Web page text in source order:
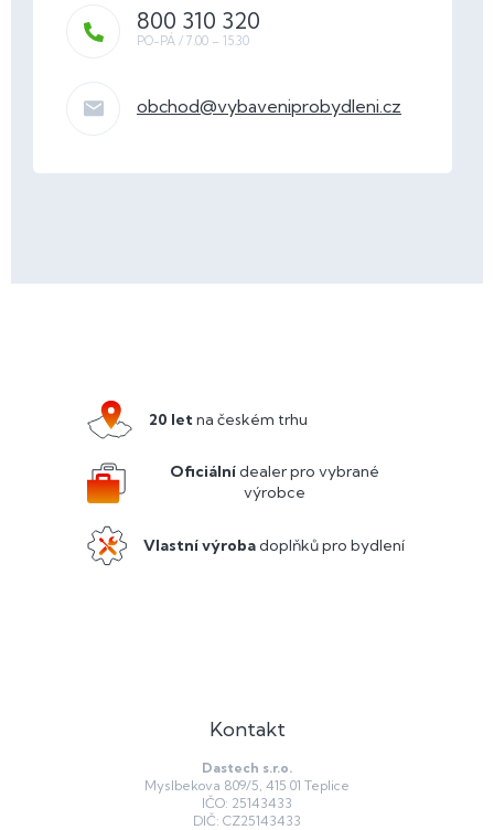
obchod@vybaveniprobydleni.cz
800 310 320
20 letna českém trhu
Oficiálnídealer pro vybrané
výrobce
Vlastní výrobadoplňků pro bydlení
Kontakt
Dastech s.r.o.
Myslbekova 809/5, 415 01 Teplice
IČO: 25143433
DIČ: CZ25143433